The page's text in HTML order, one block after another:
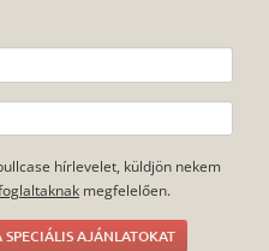
hírlevelet, küldjön nekem
megfelelően.
AJÁNLATOKAT